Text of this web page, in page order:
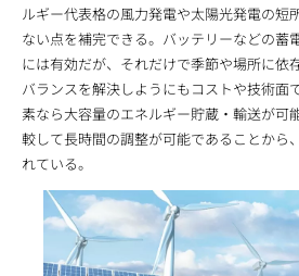
ルギー代表格の風力発電や太陽光発電の短
ない点を補完できる。バッテリーなどの蓄
には有効だが、それだけで季節や場所に依
バランスを解決しようにもコストや技術面
素なら大容量のエネルギー貯蔵・輸送が可
較して長時間の調整が可能であることから
れている。